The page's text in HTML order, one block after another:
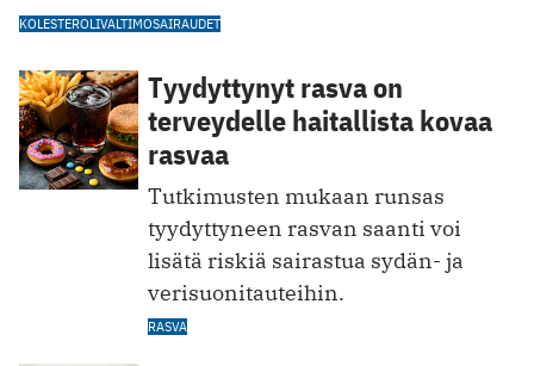
KOLESTEROLIVALTIMOSAIRAUDET
Tyydyttynyt rasva on
terveydelle haitallista kovaa
rasvaa
Tutkimusten mukaan runsas
tyydyttyneen rasvan saanti voi
lisätä riskiä sairastua sydän- ja
verisuonitauteihin.
RASVA